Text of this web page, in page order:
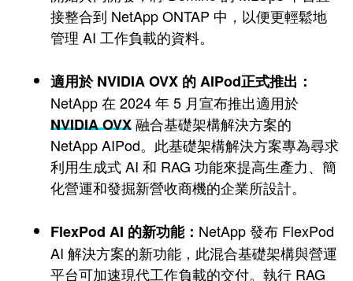
接整合到 NetApp ONTAP 中，以便更輕鬆地
管理 AI 工作負載的資料。
適用於 NVIDIA OVX 的 AIPod正式推出：
NetApp 在 2024 年 5 月宣布推出適用於
NVIDIA OVX融合基礎架構解決方案的
NetApp AIPod。此基礎架構解決方案專為尋求
利用生成式 AI 和 RAG 功能來提高生產力、簡
化營運和發掘新營收商機的企業所設計。
FlexPod AI 的新功能： NetApp 發布 FlexPod
AI 解決方案的新功能，此混合基礎架構與營運
平台可加速現代工作負載的交付。執行 RAG